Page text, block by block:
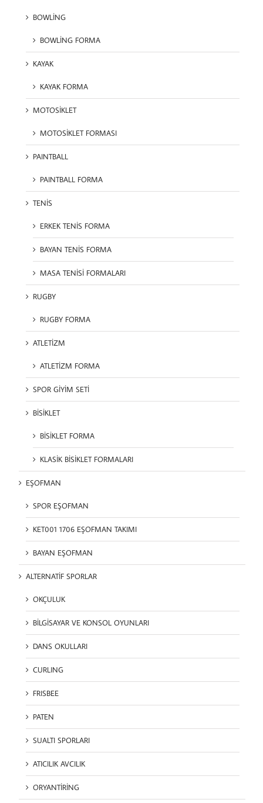
BOWLİNG
BOWLİNG FORMA
KAYAK
KAYAK FORMA
MOTOSİKLET
MOTOSİKLET FORMASI
PAINTBALL
PAINTBALL FORMA
TENİS
ERKEK TENİS FORMA
BAYAN TENİS FORMA
MASA TENİSİ FORMALARI
RUGBY
RUGBY FORMA
ATLETİZM
ATLETİZM FORMA
SPOR GİYİM SETİ
BİSİKLET
BİSİKLET FORMA
KLASİK BİSİKLET FORMALARI
EŞOFMAN
SPOR EŞOFMAN
KET001 1706 EŞOFMAN TAKIMI
BAYAN EŞOFMAN
ALTERNATİF SPORLAR
OKÇULUK
BİLGİSAYAR VE KONSOL OYUNLARI
DANS OKULLARI
CURLING
FRISBEE
PATEN
SUALTI SPORLARI
ATICILIK AVCILIK
ORYANTİRİNG